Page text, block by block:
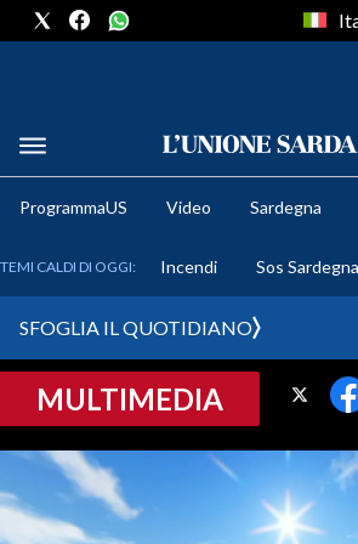
METEO
CRONACA SARDEGNA
PROVINCIA DI CAGLIARI
SULCIS IGLESIENTE
ProgrammaUS Video Sardegna
TEMI CALDI DI OGGI: Incendi Sos Sardegna
SFOGLIA IL QUOTIDIANO
MULTIMEDIA